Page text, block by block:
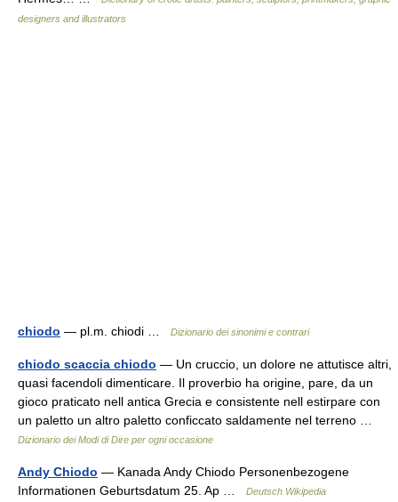
designers and illustrators
chiodo — pl.m. chiodi … Dizionario dei sinonimi e contrari
chiodo scaccia chiodo — Un cruccio, un dolore ne attutisce altri,
quasi facendoli dimenticare. Il proverbio ha origine, pare, da un
gioco praticato nell antica Grecia e consistente nell estirpare con
un paletto un altro paletto conficcato saldamente nel terreno …
Dizionario dei Modi di Dire per ogni occasione
Andy Chiodo — Kanada Andy Chiodo Personenbezogene
Informationen Geburtsdatum 25. Ap …
Deutsch Wikipedia